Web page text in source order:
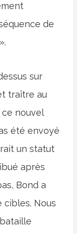
de
sur
traître au
nouvel
été envoyé
un statut
après
Bond a
cibles. Nous